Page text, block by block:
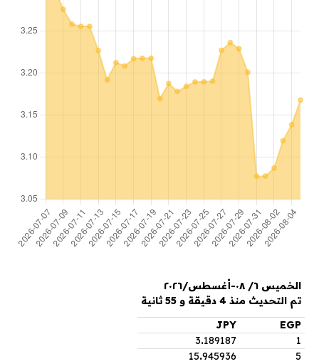
الخميس ٦/ ٠٨-أغسطس/٢٠٢٦
تم التحديث منذ 4 دقيقة و 55 ثانية
EGP
JPY
1
3.189187
5
15.945936